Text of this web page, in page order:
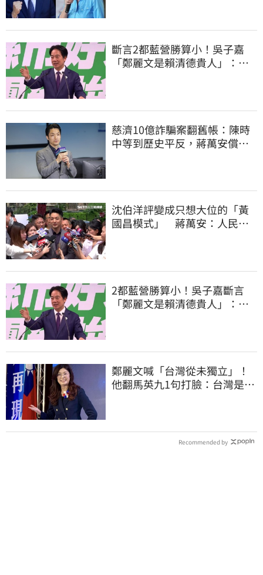
斷言2都藍營勝算小！吳子嘉
「鄭麗文是賴清德貴人」：保
慈濟10億詐騙案翻舊帳：陳時
中等到歷史平反，蔣萬安償還
沈伯洋評變成只想大位的「黃
國昌模式」 蔣萬安：人民受
2都藍營勝算小！吳子嘉斷言
「鄭麗文是賴清德貴人」：保
鄭麗文喊「台灣從未獨立」！
他翻馬英九1句打臉：台灣是我
Recommended by